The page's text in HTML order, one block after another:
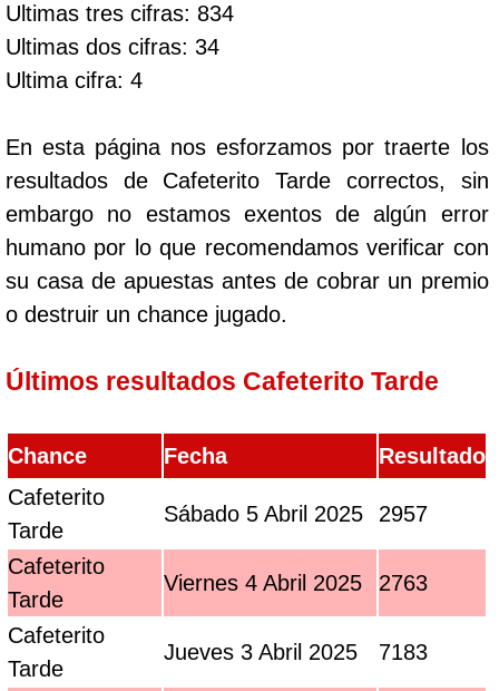
Ultimas tres cifras: 834
Ultimas dos cifras: 34
Ultima cifra: 4
En esta página nos esforzamos por traerte los
resultados de Cafeterito Tarde correctos, sin
embargo no estamos exentos de algún error
humano por lo que recomendamos verificar con
su casa de apuestas antes de cobrar un premio
o destruir un chance jugado.
Últimos resultados Cafeterito Tarde
Chance Fecha
Resultado
Cafeterito
Tarde
Sábado 5 Abril 2025 2957
Cafeterito
Tarde
Viernes 4 Abril 2025 2763
Cafeterito
Tarde
Jueves 3 Abril 2025 7183